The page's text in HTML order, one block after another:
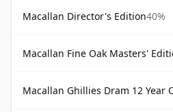
Macallan Director's Edition40%
Macallan Fine Oak Masters'
Macallan Ghillies Dram 12 Year